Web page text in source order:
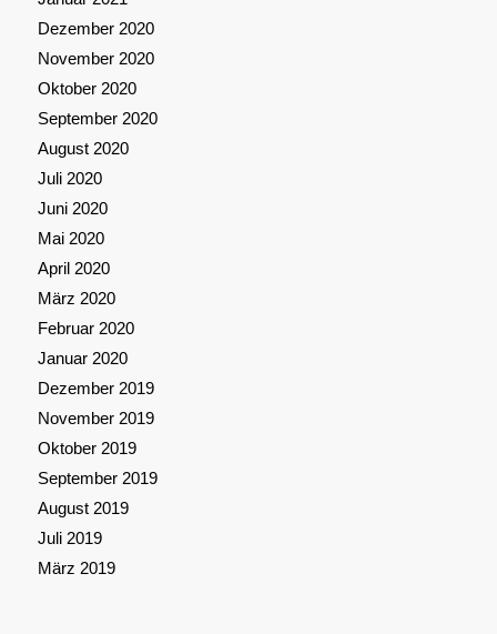
Dezember 2020
November 2020
Oktober 2020
September 2020
August 2020
Juli 2020
Juni 2020
Mai 2020
April 2020
März 2020
Februar 2020
Januar 2020
Dezember 2019
November 2019
Oktober 2019
September 2019
August 2019
Juli 2019
März 2019